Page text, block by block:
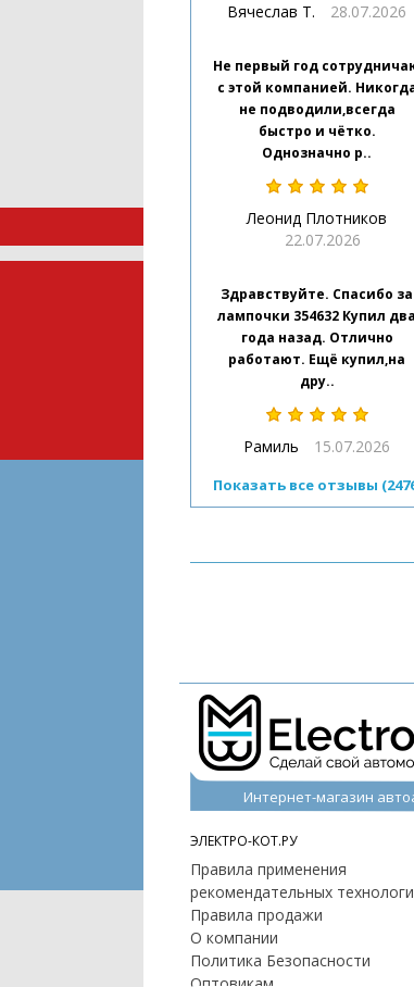
Вячеслав Т. 28.07.2026
Не первый год
с этой компанией.
не подводили,всегда
быстро и чётко.
Однозначно р..
Леонид Плотников
22.07.2026
Здравствуйте. Спасибо за
лампочки 354632 Купил два
года назад. Отлично
работают. Ещё купил,на
дру..
Рамиль 15.07.2026
Показать все отзывы
Интернет-магазин
ЭЛЕКТРО-КОТ.РУ
Правила применения
рекомендательных
Правила продажи
О компании
Политика Безопасности